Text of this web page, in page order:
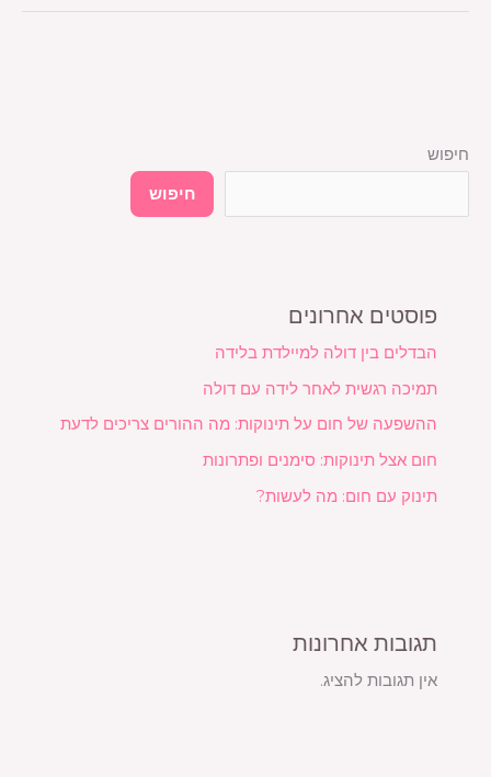
חיפוש
חיפוש
פוסטים אחרונים
הבדלים בין דולה למיילדת בלידה
תמיכה רגשית לאחר לידה עם דולה
ההשפעה של חום על תינוקות: מה ההורים צריכים לדעת
חום אצל תינוקות: סימנים ופתרונות
תינוק עם חום: מה לעשות?
תגובות אחרונות
אין תגובות להציג.